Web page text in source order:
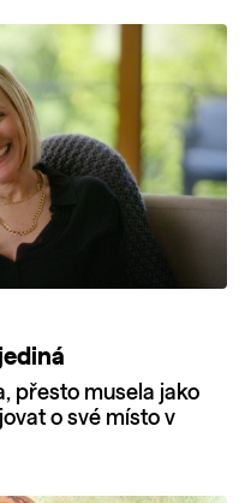
přesto musela jako
o své místo v